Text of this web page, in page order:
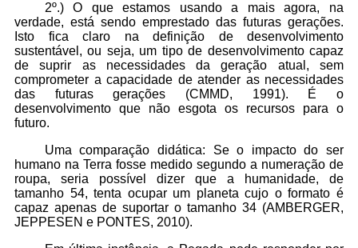
2º.) O que estamos usando a mais agora, na
verdade, está sendo emprestado das futuras gerações.
Isto fica claro na definição de desenvolvimento
sustentável, ou seja, um tipo de desenvolvimento capaz
de suprir as necessidades da geração atual, sem
comprometer a capacidade de atender as necessidades
das futuras gerações (CMMD, 1991). É o
desenvolvimento que não esgota os recursos para o
futuro.
Uma comparação didática: Se o impacto do ser
humano na Terra fosse medido segundo a numeração de
roupa, seria possível dizer que a humanidade, de
tamanho 54, tenta ocupar um planeta cujo o formato é
capaz apenas de suportar o tamanho 34 (AMBERGER,
JEPPESEN e PONTES, 2010).